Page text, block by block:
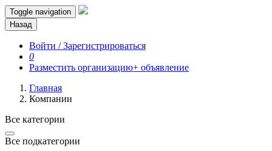
Toggle navigation
Назад
Войти / Зарегистрироваться
0
Разместить организацию+ объявление
Главная
Компании
Все категории
Все подкатегории